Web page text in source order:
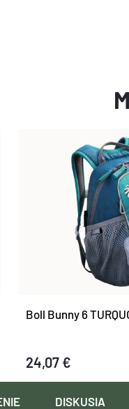
Boll Bunny 6
24,07 €
DISKUSIA